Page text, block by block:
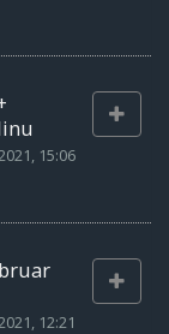
15:06
12:21